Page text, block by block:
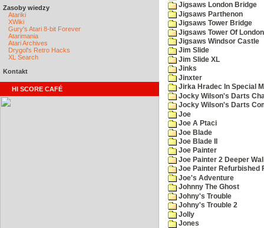
Zasoby wiedzy
Atariki
XWiki
Gury's Atari 8-bit Forever
Atarimania
Atari Archives
Drygol's Retro Hacks
XL Search
Kontakt
HI SCORE CAFÉ
Jigsaws London Bridge
Jigsaws Parthenon
Jigsaws Tower Bridge
Jigsaws Tower Of London
Jigsaws Windsor Castle
Jim Slide
Jim Slide XL
Jinks
Jinxter
Jirka Hradec In Special
Jocky Wilson's Darts
Jocky Wilson's Darts
Joe
Joe A Ptaci
Joe Blade
Joe Blade II
Joe Painter
Joe Painter 2 Deeper
Joe Painter Refurbished
Joe's Adventure
Johnny The Ghost
Johny's Trouble
Johny's Trouble 2
Jolly
Jones